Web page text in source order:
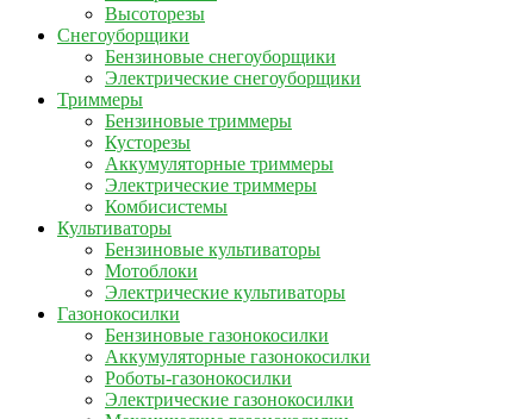
Высоторезы
Снегоуборщики
Бензиновые снегоуборщики
Электрические снегоуборщики
Триммеры
Бензиновые триммеры
Кусторезы
Аккумуляторные триммеры
Электрические триммеры
Комбисистемы
Культиваторы
Бензиновые культиваторы
Мотоблоки
Электрические культиваторы
Газонокосилки
Бензиновые газонокосилки
Аккумуляторные газонокосилки
Роботы-газонокосилки
Электрические газонокосилки